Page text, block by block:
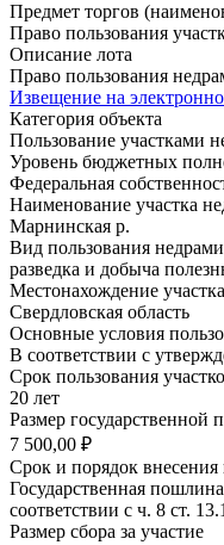
Предмет торгов
Право пользования
Описание лота
Право пользования
Извещение на
Категория объекта
Пользование участками
Уровень бюджетных
Федеральная
Наименование участка
Марнинская р.
Вид пользования недрами
разведка и добыча
Местонахождение
Свердловская область
Основные условия
В соответствии с
Срок пользования
20 лет
Размер
7 500,00 ₽
Срок и порядок
Государственная
соответствии с ч. 8 ст.
Размер сбора за участие